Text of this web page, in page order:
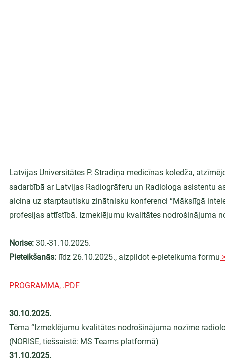
Latvijas Universitātes P. Stradiņa medicīnas koledža,
sadarbībā ar Latvijas Radiogrāferu un Radiologa asistentu
aicina uz starptautisku zinātnisku konferenci “Mākslīgā
profesijas attīstībā. Izmeklējumu kvalitātes nodrošinājuma
Norise: 30.-31.10.2025.
Pieteikšanās: līdz 26.10.2025., aizpildot e-pieteikuma formu
PROGRAMMA, .PDF
30.10.2025.
Tēma “Izmeklējumu kvalitātes nodrošinājuma nozīme
(NORISE, tiešsaistē: MS Teams platformā)
31.10.2025.